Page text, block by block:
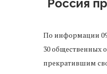
Россия
По информации
30 общественных
прекратившим